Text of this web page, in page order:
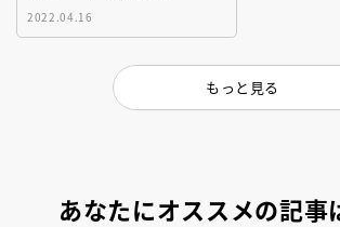
2022.04.16
もっと見る
あなたにオススメの記事